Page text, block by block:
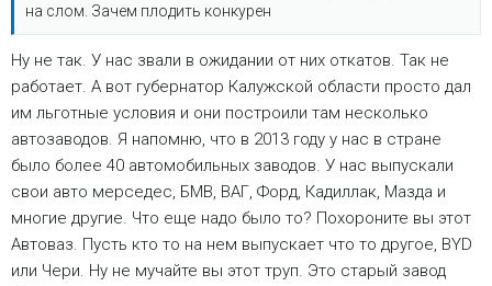
на слом. Зачем плодить конкурен
Ну не так. У нас звали в ожидании от них откатов. Так не
работает. А вот губернатор Калужской области просто дал
им льготные условия и они построили там несколько
автозаводов. Я напомню, что в 2013 году у нас в стране
было более 40 автомобильных заводов. У нас выпускали
свои авто мерседес, БМВ, ВАГ, Форд, Кадиллак, Мазда и
многие другие. Что еще надо было то? Похороните вы этот
Автоваз. Пусть кто то на нем выпускает что то другое, BYD
или Чери. Ну не мучайте вы этот труп. Это старый завод